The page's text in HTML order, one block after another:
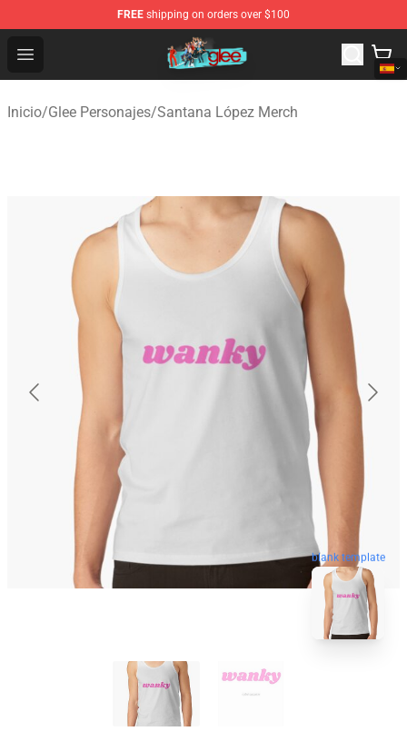
FREE shipping on orders over $100
Open menu
Glee Store - Official Glee Merchandise Shop
Inicio/Glee Personajes/Santana López Merch
blank template